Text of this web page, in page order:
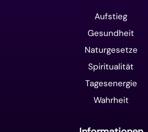
Aufstieg
Gesundheit
Naturgesetze
Spiritualität
Tagesenergie
Wahrheit